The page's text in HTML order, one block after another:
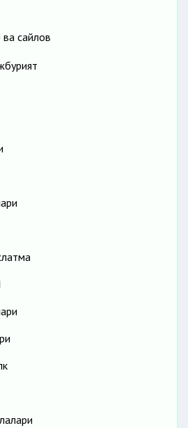
уюшмаси органларининг
ўз меҳнат мажбуриятларини
таъминланишини амалга
ва сайлов